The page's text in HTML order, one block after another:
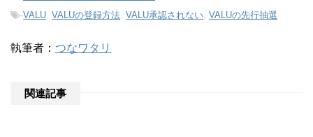
-VALU VALUの登録方法 VALU承認されない VALUの先行抽選
執筆者： つなワタリ
関連記事